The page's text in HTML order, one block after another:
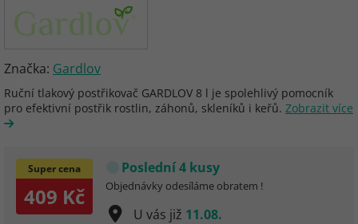
Značka: Gardlov
Ruční tlakový postřikovač GARDLOV 8 l je spolehlivý pomocník
pro efektivní postřik rostlin, záhonů, skleníků i keřů. Zobrazit více
Super cena
409 Kč
Poslední 4 kusy
Objednávky odesíláme obratem !
U vás již 11.08.